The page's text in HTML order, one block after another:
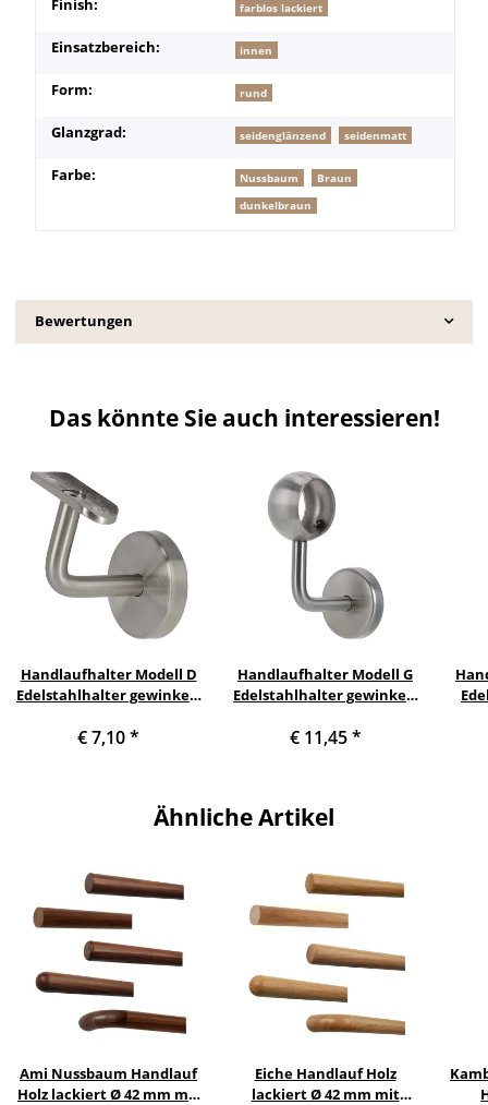
farblos lackiert
Einsatzbereich: innen
Form: rund
Glanzgrad: seidenglänzend seidenmatt
Farbe: Nussbaum
Braun
dunkelbraun
Bewertungen
Das könnte Sie auch interessieren!
Handlaufhalter Modell D
Edelstahlhalter gewinkelt
€ 7,10*
Handlaufhalter Modell G
Edelstahlhalter gewinkelt
Durchmesser 42,4 mm
€ 11,45*
Ähnliche Artikel
Ami Nussbaum Handlauf
Holz lackiert Ø 42 mm mit
Eiche Handlauf Holz
lackiert Ø 42 mm mit